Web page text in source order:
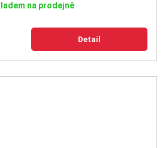
na prodejně
Detail